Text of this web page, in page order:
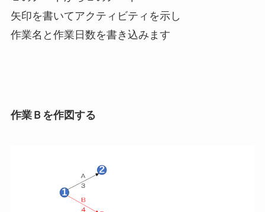
矢印を書いてアクティビティを示し
作業名と作業日数を書き込みます
作業Ｂを作図する